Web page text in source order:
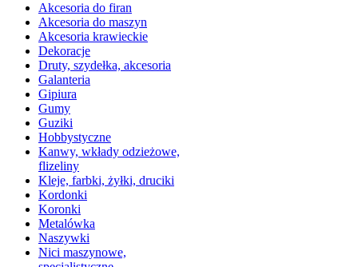
Akcesoria do firan
Akcesoria do maszyn
Akcesoria krawieckie
Dekoracje
Druty, szydełka, akcesoria
Galanteria
Gipiura
Gumy
Guziki
Hobbystyczne
Kanwy, wkłady odzieżowe,
flizeliny
Kleje, farbki, żyłki, druciki
Kordonki
Koronki
Metalówka
Naszywki
Nici maszynowe,